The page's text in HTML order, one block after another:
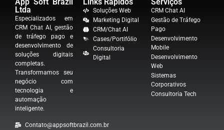
App Soft Brazil
Ltda
Especializados em
CRM Chat AI, gestão
de tráfego pago e
desenvolvimento de
soluções digitais
completas.
Transformamos seu
negócio com
tecnologia e
automação
inteligente.
Contato@appsoftbrazil.com.br
Links Rápidos
Soluções Web
Marketing Digital
CRM/Chat AI
Cases/Portifólio
Consultoria
Digital
Serviços
CRM Chat AI
Gestão de Tráfego
Pago
Desenvolvimento
Mobile
Desenvolvimento
Web
Sistemas
Corporativos
Consultoria Tech